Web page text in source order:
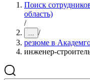
Поиск
область)
/
... /
резюме в
инженер-